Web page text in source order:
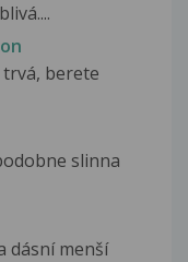
berete
slinna
dásní menší